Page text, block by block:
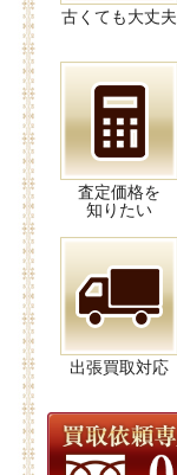
古くても大丈夫
査定価格を
知りたい
出張買取対応